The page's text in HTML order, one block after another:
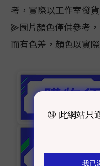
考，實際以工作室發貨
⫸圖片顏色僅供參考
而有色差，顏色以實